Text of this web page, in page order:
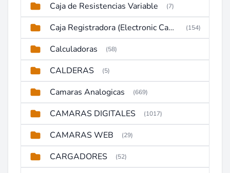
Caja de Resistencias Variable (7)
Caja Registradora (Electronic Cash Register) (154)
Calculadoras (58)
CALDERAS (5)
Camaras Analogicas (669)
CAMARAS DIGITALES (1017)
CAMARAS WEB (29)
CARGADORES (52)